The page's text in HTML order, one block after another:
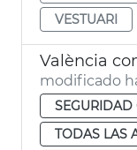
VESTUARI
modificado
TODAS LAS